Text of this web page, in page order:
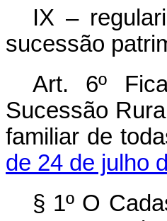
IX –
sucessão
Art. 6º
Sucessão
familiar de
de 24 de julho
§ 1º O